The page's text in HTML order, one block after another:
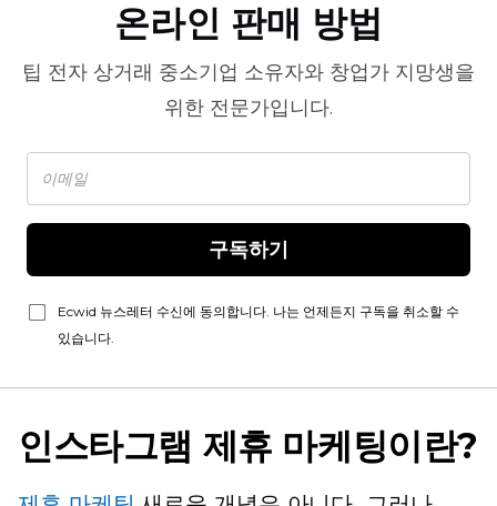
온라인 판매 방법
팁 전자 상거래 중소기업 소유자와 창업가 지망생을
위한 전문가입니다.
구독하기
Ecwid 뉴스레터 수신에 동의합니다. 나는 언제든지 구독을 취소할 수
있습니다.
인스타그램 제휴 마케팅이란?